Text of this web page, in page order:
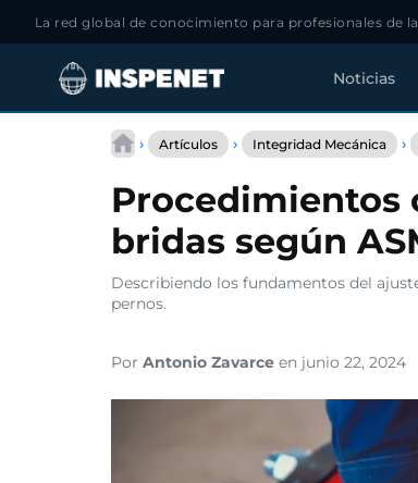
La red global de conocimiento para profesionales de
Noticias
› Artículos › Integridad Mecánica ›
Procedimientos
bridas según
Describiendo los fundamentos del
pernos.
Por Antonio Zavarce en junio 22, 2024